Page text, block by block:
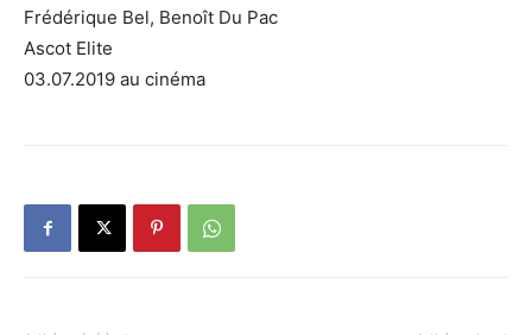
Frédérique Bel, Benoît Du Pac
Ascot Elite
03.07.2019 au cinéma